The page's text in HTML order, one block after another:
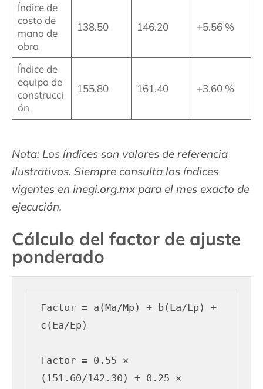
Índice de
costo de
mano de
obra
138.50 146.20 +5.56 %
Índice de
equipo de
construcci
ón
155.80 161.40 +3.60 %
Nota: Los índices son valores de referencia
ilustrativos. Siempre consulta los índices
vigentes en inegi.org.mx para el mes exacto de
ejecución.
Cálculo del factor de ajuste
ponderado
Factor = a(Ma/Mp) + b(La/Lp) +
c(Ea/Ep)
Factor = 0.55 ×
(151.60/142.30) + 0.25 ×